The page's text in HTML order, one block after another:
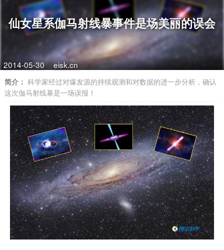
仙女星系伽马射线暴事件是场美丽的误会
2014-05-30 eisk.cn
简介： 科学家经过对爆发源的持续观测和对数据的进一步分析，确认
这次伽马射线暴是一场误报！